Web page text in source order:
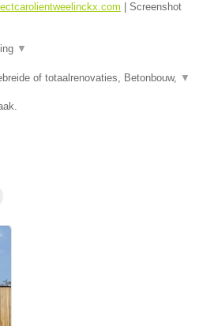
Screenshot
▼
of totaalrenovaties, Betonbouw, ▼